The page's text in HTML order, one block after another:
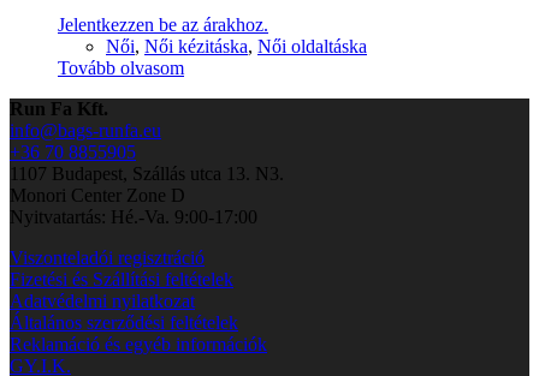
Jelentkezzen be az árakhoz.
Női, Női kézitáska, Női oldaltáska
Tovább olvasom
Run Fa Kft.
info@bags-runfa.eu
+36 70 8855905
1107 Budapest, Szállás utca 13. N3.
Monori Center Zone D
Nyitvatartás: Hé.-Va. 9:00-17:00
Viszonteladói regisztráció
Fizetési és Szállítási feltételek
Adatvédelmi nyilatkozat
Általános szerződési feltételek
Reklamáció és egyéb információk
GY.I.K.